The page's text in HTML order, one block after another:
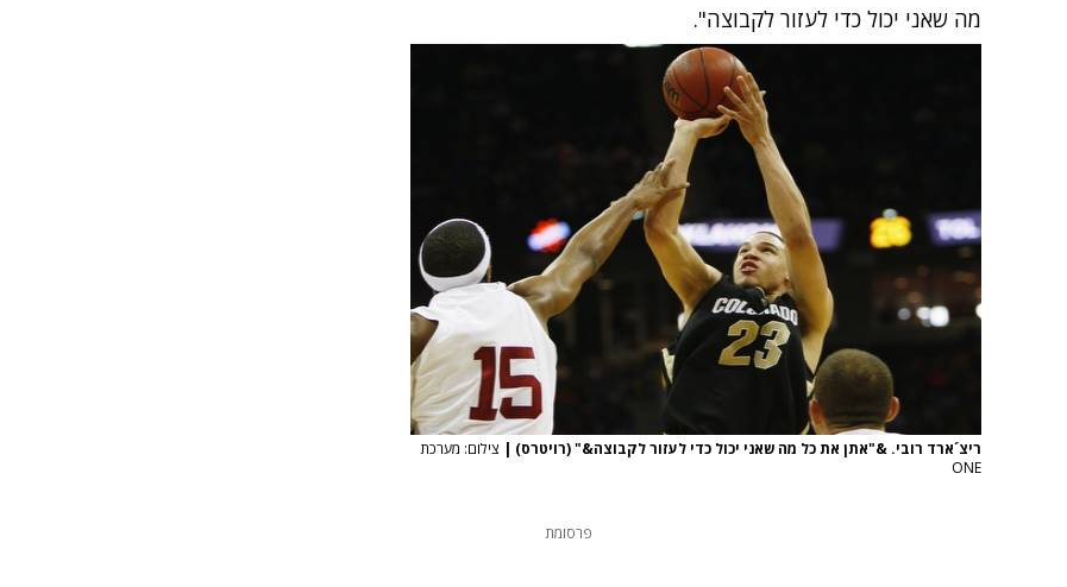
מה שאני יכול כדי לעזור לקבוצה".
ריצ´ארד רובי. &"אתן את כל מה שאני יכול כדי לעזור לקבוצה&" (רויטרס) | צילום: מערכת
ONE
פרסומת